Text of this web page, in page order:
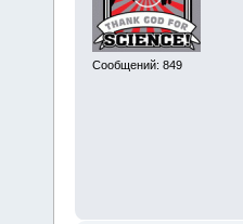
Сообщений: 849